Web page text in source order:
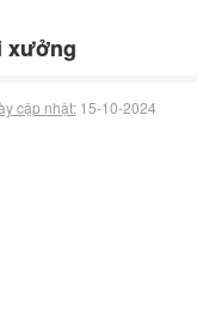
xưởng
cập nhật:15-10-2024